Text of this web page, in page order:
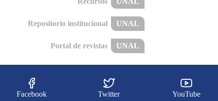
Repositorio institucional UNAL
Portal de revistas UNAL
Facebook Twitter YouTube